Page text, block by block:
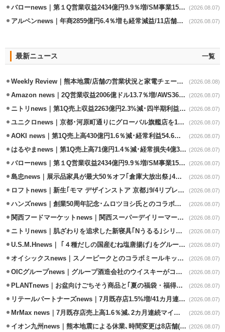
バローnews｜第１Q営業収益2434億円9.9％増/SM事業15.5％増と絶好調 (2026.08.07)
アルペンnews｜年商2859億円6.4％増も経常減益/11店舗出店､4店閉鎖 (2026.08.07)
最新ニュース 一覧
Weekly Review｜熊本地震/店舗の営業状況と家電チェーンの支援策 (2026.08.08)
Amazon news｜2Q営業収益2006億ドル13.7％増/AWS36.8％％増が貢献 (2026.08.07)
ニトリnews｜第1Q売上収益2263億円2.3%減･四半期利益1.4％減 (2026.08.07)
ユニクロnews｜京都･河原町通りにグローバル旗艦店を11/6開設 (2026.08.07)
AOKI news｜第1Q売上高430億円1.6％減･経常利益54.6％減 (2026.08.07)
はるやまnews｜第1Q売上高71億円1.4％減･経常損失4億3800万円 (2026.08.07)
バローnews｜第１Q営業収益2434億円9.9％増/SM事業15.5％増と絶好調 (2026.08.07)
島忠news｜展示品家具が最大50％オフ｢倉庫大放出祭｣4店舗限定で開催 (2026.08.07)
ロフトnews｜新生｢モマ デザインストア 京都｣9/4リプレイスオープン (2026.08.07)
ハンズnews｜創業50周年記念･ムロツヨシ氏とのコラボ企画｢ムロハンズ｣開催 (2026.08.07)
関西フードマーケットnews｜関西スーパーデイリーマート蒲生店8/7改装 (2026.08.07)
ニトリnews｜肌ざわりを追求した新寝具｢Nうるる｣シリーズを発売 (2026.08.07)
U.S.M.Hnews｜ ｢４種だしの国産むね塩唐揚げ｣をグループ610店で共同販促 (2026.08.07)
オイシックスnews｜スノーピークとのコラボミールキット8/13発売 (2026.08.07)
OICグループnews｜グループ酒造会社のウイスキーがコンペティション受賞 (2026.08.07)
PLANTnews｜お盆向けごちそう商品と｢夏の福袋・福得カート｣8/8から開催 (2026.08.07)
リテールパートナーズnews｜7月既存店1.5%増/41カ月連続増 (2026.08.07)
MrMax news｜7月既存店売上高1.6％減､2カ月連続マイナス (2026.08.07)
イオン九州news｜熊本地震による休業､時間変更は8店舗(8/7時点) (2026.08.07)